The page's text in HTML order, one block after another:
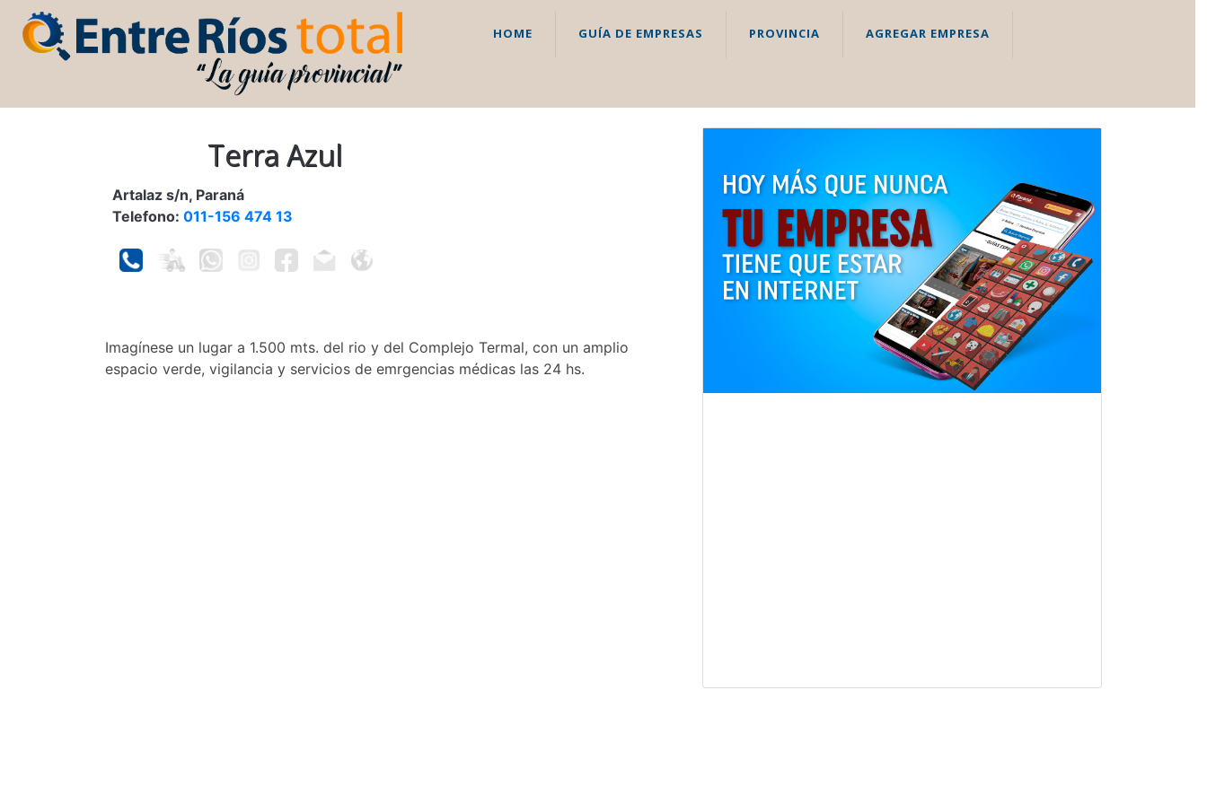
HOME GUÍA DE EMPRESAS PROVINCIA AGREGAR EMPRESA
Terra Azul
Artalaz s/n, Paraná
Telefono: 011-156 474 13
Imagínese un lugar a 1.500 mts. del rio y del Complejo Termal, con un amplio
espacio verde, vigilancia y servicios de emrgencias médicas las 24 hs.